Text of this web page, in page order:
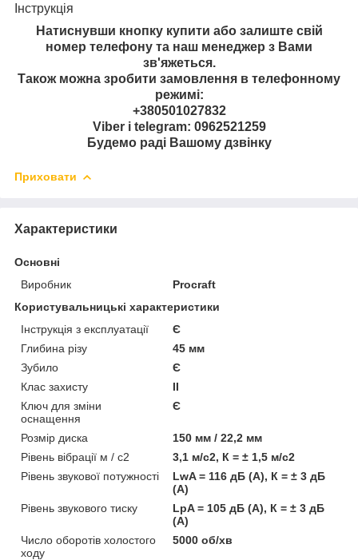
Інструкція
Натиснувши кнопку купити або залиште свій
номер телефону та наш менеджер з Вами
зв'яжеться.
Також можна зробити замовлення в телефонному
режимі:
+380501027832
Viber і telegram: 0962521259
Будемо раді Вашому дзвінку
Приховати
Характеристики
Основні
Виробник
Procraft
Користувальницькі характеристики
Інструкція з експлуатації
Є
Глибина різу
45 мм
Зубило
Є
Клас захисту
II
Ключ для зміни
оснащення
Є
Розмір диска
150 мм / 22,2 мм
Рівень вібрації м / с2
3,1 м/с2, К = ± 1,5 м/с2
Рівень звукової потужності
LwA = 116 дБ (А), К = ± 3 дБ
(А)
Рівень звукового тиску
LpA = 105 дБ (А), К = ± 3 дБ
(А)
Число оборотів холостого
ходу
5000 об/хв